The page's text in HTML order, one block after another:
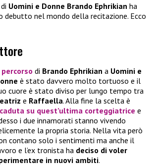
Uomini e Donne Brando Ephrikian ha
debutto nel mondo della recitazione. Ecco
percorso di Brando Ephrikian a Uomini e
è stato davvero molto tortuoso e il
cuore è stato diviso per lungo tempo tra
e Raffaella. Alla fine la scelta è
su quest’ultima corteggiatrice e
i due innamorati stanno vivendo
la propria storia. Nella vita però
contano solo i sentimenti ma anche il
e l’ex tronista ha deciso di voler
in nuovi ambiti.